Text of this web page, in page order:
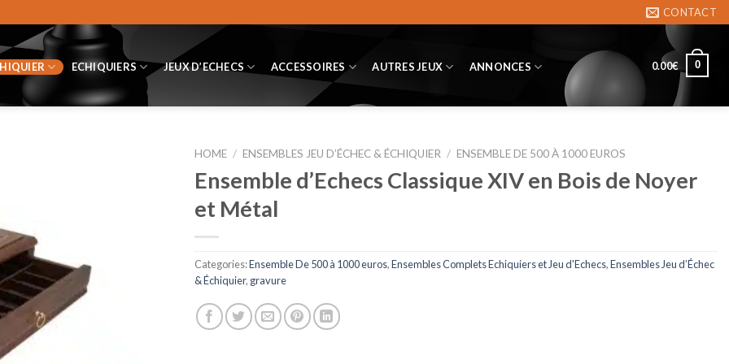
CONTACT
ECHIQUIERS JEUX D’ECHECS ACCESSOIRES AUTRES JEUX ANNONCES 0.00€ 0
HOME / ENSEMBLES JEU D’ÉCHEC & ÉCHIQUIER / ENSEMBLE DE 500 À 1000 EUROS
Ensemble d’Echecs Classique XIV en Bois de Noyer
et Métal
Categories:Ensemble De 500 à 1000 euros,Ensembles Complets Echiquiers et Jeu d'Echecs,Ensembles Jeu d’Échec
& Échiquier, gravure